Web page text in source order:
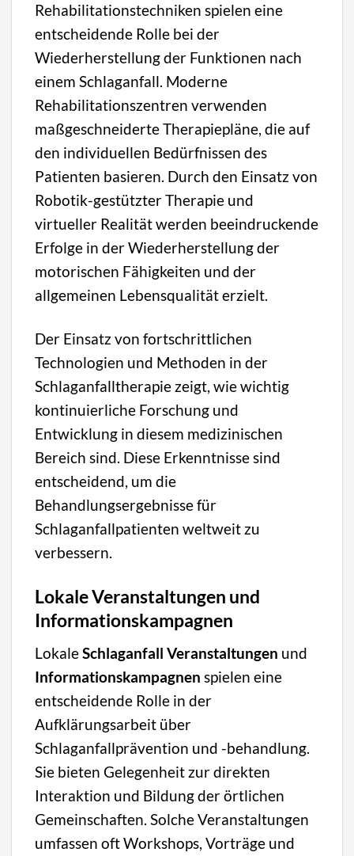
Rehabilitationstechniken spielen eine
entscheidende Rolle bei der
Wiederherstellung der Funktionen nach
einem Schlaganfall. Moderne
Rehabilitationszentren verwenden
maßgeschneiderte Therapiepläne, die auf
den individuellen Bedürfnissen des
Patienten basieren. Durch den Einsatz von
Robotik-gestützter Therapie und
virtueller Realität werden beeindruckende
Erfolge in der Wiederherstellung der
motorischen Fähigkeiten und der
allgemeinen Lebensqualität erzielt.
Der Einsatz von fortschrittlichen
Technologien und Methoden in der
Schlaganfalltherapie zeigt, wie wichtig
kontinuierliche Forschung und
Entwicklung in diesem medizinischen
Bereich sind. Diese Erkenntnisse sind
entscheidend, um die
Behandlungsergebnisse für
Schlaganfallpatienten weltweit zu
verbessern.
Lokale Veranstaltungen und
Informationskampagnen
LokaleSchlaganfall Veranstaltungen und
Informationskampagnen spielen eine
entscheidende Rolle in der
Aufklärungsarbeit über
Schlaganfallprävention und -behandlung.
Sie bieten Gelegenheit zur direkten
Interaktion und Bildung der örtlichen
Gemeinschaften. Solche Veranstaltungen
umfassen oft Workshops, Vorträge und